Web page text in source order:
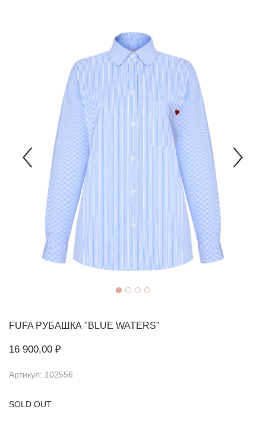
FUFA РУБАШКА "BLUE WATERS"
16 900,00 ₽
Артикул: 102556
SOLD OUT